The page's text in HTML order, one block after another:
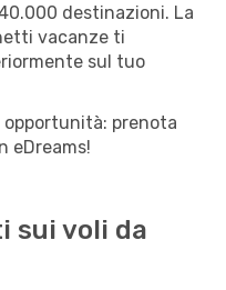
destinazioni. La
vacanze ti
sul tuo
prenota
eDreams!
sui voli da